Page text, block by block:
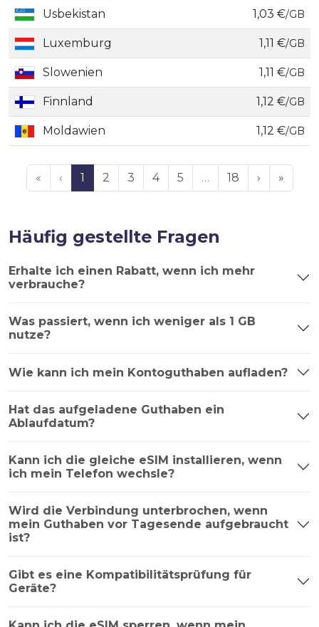
Usbekistan 1,03 €/GB
Luxemburg 1,11 €/GB
Slowenien 1,11 €/GB
Finnland 1,12 €/GB
Moldawien 1,12 €/GB
« ‹ 1 2 3 4 5 … 18 › »
Häufig gestellte Fragen
Erhalte ich einen Rabatt, wenn ich mehr
verbrauche?
Was passiert, wenn ich weniger als 1 GB
nutze?
Wie kann ich mein Kontoguthaben aufladen?
Hat das aufgeladene Guthaben ein
Ablaufdatum?
Kann ich die gleiche eSIM installieren, wenn
ich mein Telefon wechsle?
Wird die Verbindung unterbrochen, wenn
mein Guthaben vor Tagesende aufgebraucht
ist?
Gibt es eine Kompatibilitätsprüfung für
Geräte?